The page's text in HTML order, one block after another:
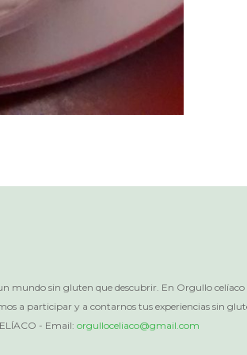
mundo sin gluten que descubrir. En Orgullo
a participar y a contarnos tus experiencias sin
- Email:orgulloceliaco@gmail.com